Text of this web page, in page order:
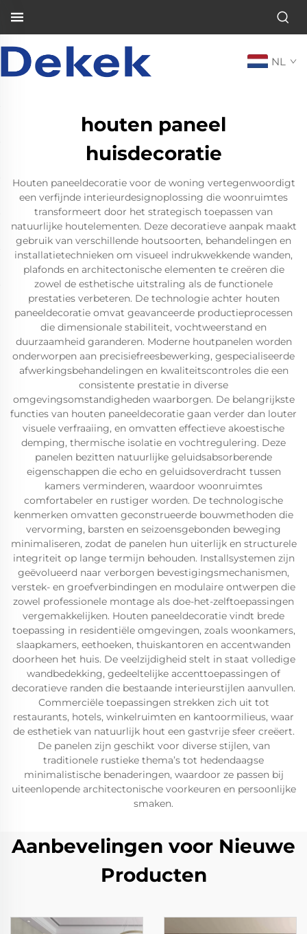
NL
houten paneel
huisdecoratie
Houten paneeldecoratie voor de woning vertegenwoordigt
een verfijnde interieurdesignoplossing die woonruimtes
transformeert door het strategisch toepassen van
natuurlijke houtelementen. Deze decoratieve aanpak maakt
gebruik van verschillende houtsoorten, behandelingen en
installatietechnieken om visueel indrukwekkende wanden,
plafonds en architectonische elementen te creëren die
zowel de esthetische uitstraling als de functionele
prestaties verbeteren. De technologie achter houten
paneeldecoratie omvat geavanceerde productieprocessen
die dimensionale stabiliteit, vochtweerstand en
duurzaamheid garanderen. Moderne houtpanelen worden
onderworpen aan precisiefreesbewerking, gespecialiseerde
afwerkingsbehandelingen en kwaliteitscontroles die een
consistente prestatie in diverse
omgevingsomstandigheden waarborgen. De belangrijkste
functies van houten paneeldecoratie gaan verder dan louter
visuele verfraaiing, en omvatten effectieve akoestische
demping, thermische isolatie en vochtregulering. Deze
panelen bezitten natuurlijke geluidsabsorberende
eigenschappen die echo en geluidsoverdracht tussen
kamers verminderen, waardoor woonruimtes
comfortabeler en rustiger worden. De technologische
kenmerken omvatten geconstrueerde bouwmethoden die
vervorming, barsten en seizoensgebonden beweging
minimaliseren, zodat de panelen hun uiterlijk en structurele
integriteit op lange termijn behouden. Installsystemen zijn
geëvolueerd naar verborgen bevestigingsmechanismen,
verstek- en groefverbindingen en modulaire ontwerpen die
zowel professionele montage als doe-het-zelftoepassingen
vergemakkelijken. Houten paneeldecoratie vindt brede
toepassing in residentiële omgevingen, zoals woonkamers,
slaapkamers, eethoeken, thuiskantoren en accentwanden
doorheen het huis. De veelzijdigheid stelt in staat volledige
wandbedekking, gedeeltelijke accenttoepassingen of
decoratieve randen die bestaande interieurstijlen aanvullen.
Commerciële toepassingen strekken zich uit tot
restaurants, hotels, winkelruimten en kantoormilieus, waar
de esthetiek van natuurlijk hout een gastvrije sfeer creëert.
De panelen zijn geschikt voor diverse stijlen, van
traditionele rustieke thema’s tot hedendaagse
minimalistische benaderingen, waardoor ze passen bij
uiteenlopende architectonische voorkeuren en persoonlijke
smaken.
Aanbevelingen voor Nieuwe
Producten